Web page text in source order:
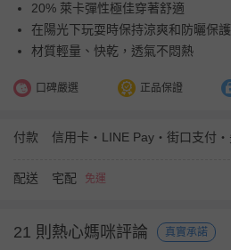
20% 萊卡彈性極佳穿著舒適
在陽光下玩耍時保持涼爽和防曬保護
材質輕量、快乾，透氣不悶熱
口碑嚴選 正品保證
付款
配送 宅配 免運
21 則熱心媽咪評論 真實承諾